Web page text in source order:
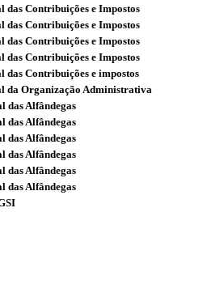
Contribuições e Impostos
Contribuições e Impostos
Contribuições e Impostos
Contribuições e Impostos
Contribuições e impostos
da Organização Administrativa
das Alfândegas
das Alfândegas
das Alfândegas
das Alfândegas
das Alfândegas
das Alfândegas